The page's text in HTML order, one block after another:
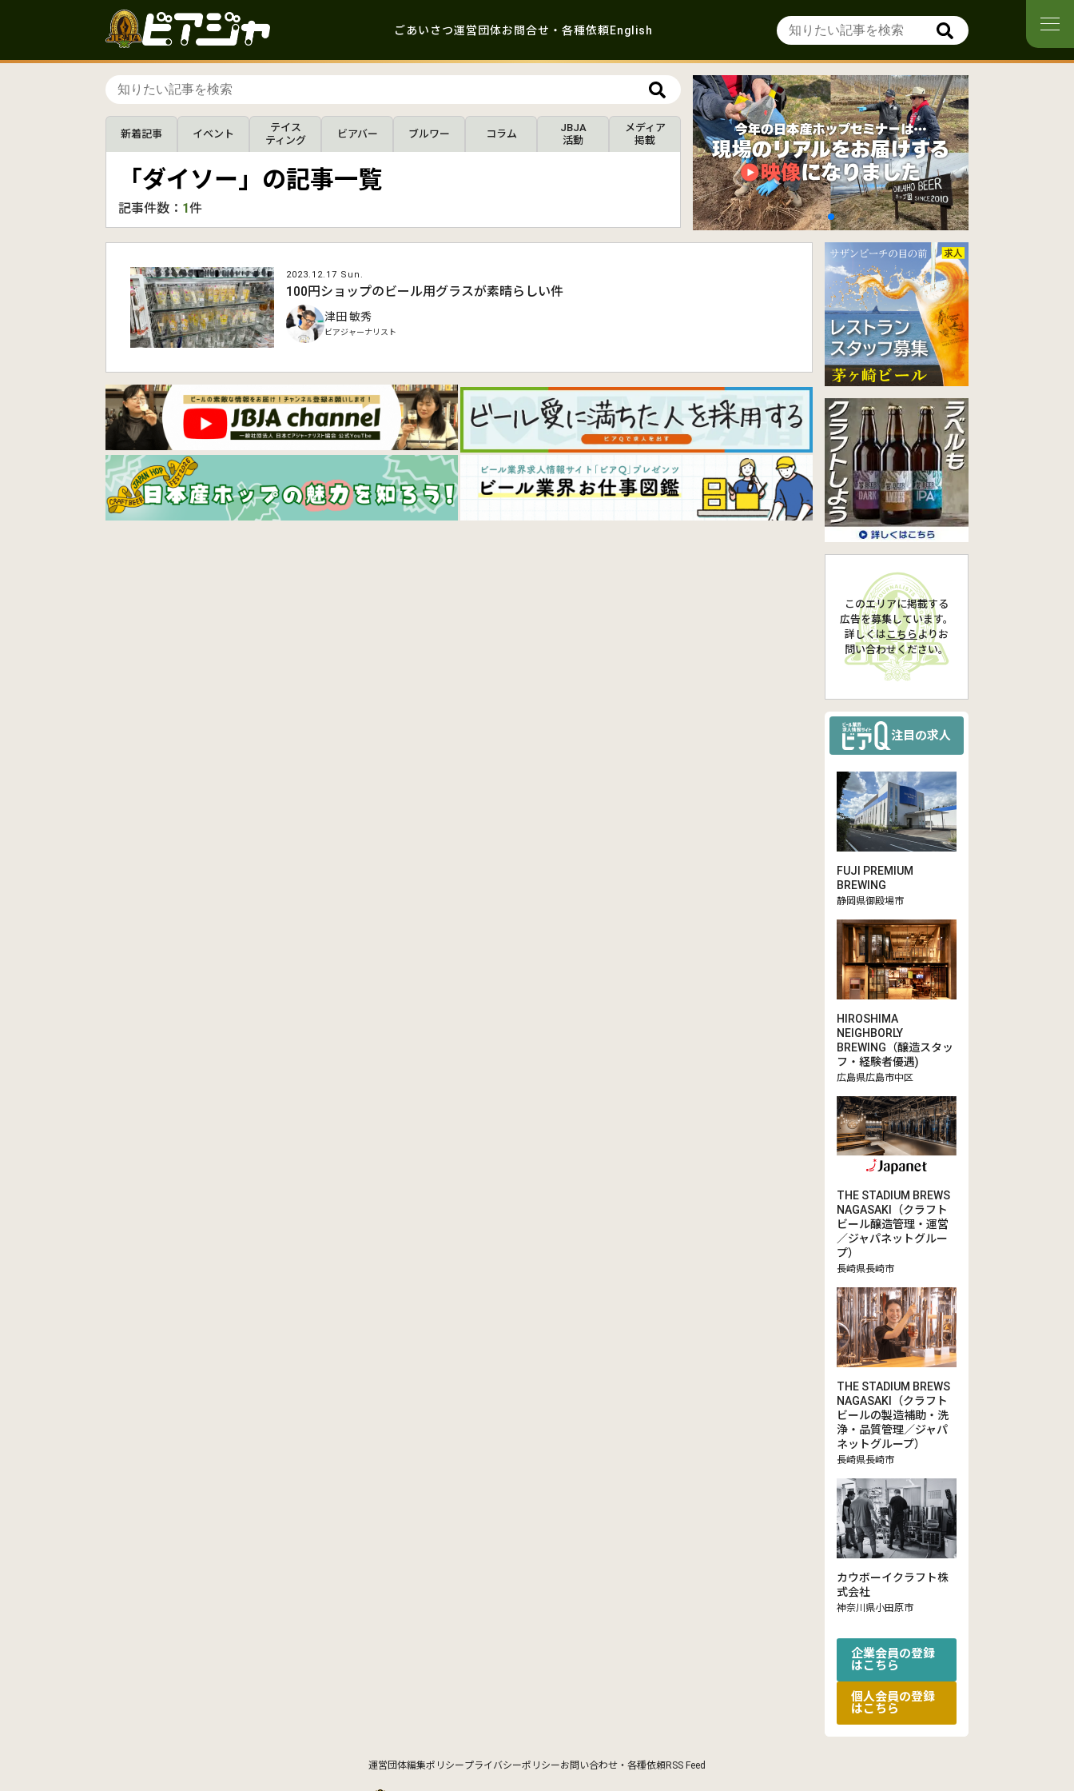
ごあいさつ運営団体お問合せ・各種依頼English
新着記事 イベント
テイス
ティング
ビアバー ブルワー コラム
JBJA
活動
メディア
掲載
「ダイソー」の記事一覧
記事件数： 1件
2023.12.17 Sun.
100円ショップのビール用グラスが素晴らしい件
津田 敏秀
ビアジャーナリスト
このエリアに掲載する
広告を募集しています。
詳しくは こちらより お
問い合わせください。
注目の求人
FUJI PREMIUM
BREWING
静岡県御殿場市
HIROSHIMA
NEIGHBORLY
BREWING（醸造スタッ
フ・経験者優遇)
広島県広島市中区
THE STADIUM BREWS
NAGASAKI（クラフト
ビール醸造管理・運営
／ジャパネットグルー
プ）
長崎県長崎市
THE STADIUM BREWS
NAGASAKI（クラフト
ビールの製造補助・洗
浄・品質管理／ジャパ
ネットグループ）
長崎県長崎市
カウボーイクラフト株
式会社
神奈川県小田原市
企業会員の登録
はこちら
個人会員の登録
はこちら
運営団体編集ポリシープライバシーポリシーお問い合わせ・各種依頼RSS Feed